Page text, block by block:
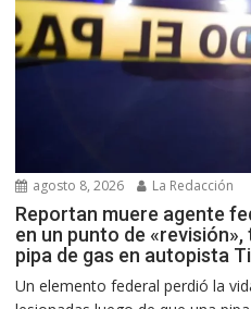
agosto 8, 2026 La Redacción
Reportan muere agente
en un punto de
pipa de gas en autopista
Un elemento federal perdió la